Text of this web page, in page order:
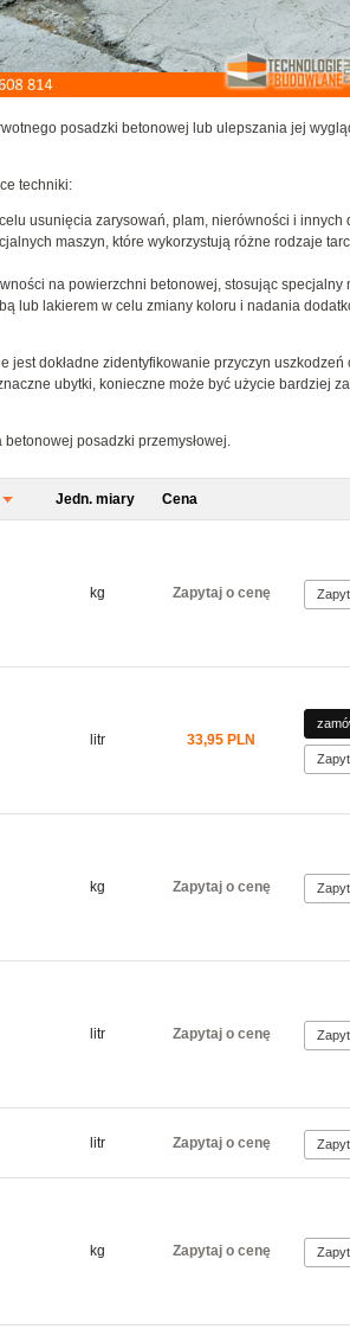
posadzki betonowej lub ulepszania jej
techniki:
usunięcia zarysowań, plam, nierówności i innych
maszyn, które wykorzystują różne rodzaje
na powierzchni betonowej, stosując specjalny
lub lakierem w celu zmiany koloru i nadania
dokładne zidentyfikowanie przyczyn
ubytki, konieczne może być użycie bardziej
posadzki przemysłowej.
Jedn. miary Cena
kg Zapytaj o cenę
litr 33,95 PLN
kg Zapytaj o cenę
litr Zapytaj o cenę
litr Zapytaj o cenę
kg Zapytaj o cenę